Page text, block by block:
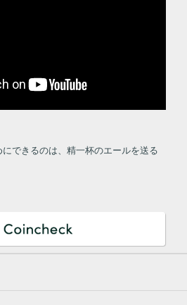
できるのは、精一杯のエールを送る